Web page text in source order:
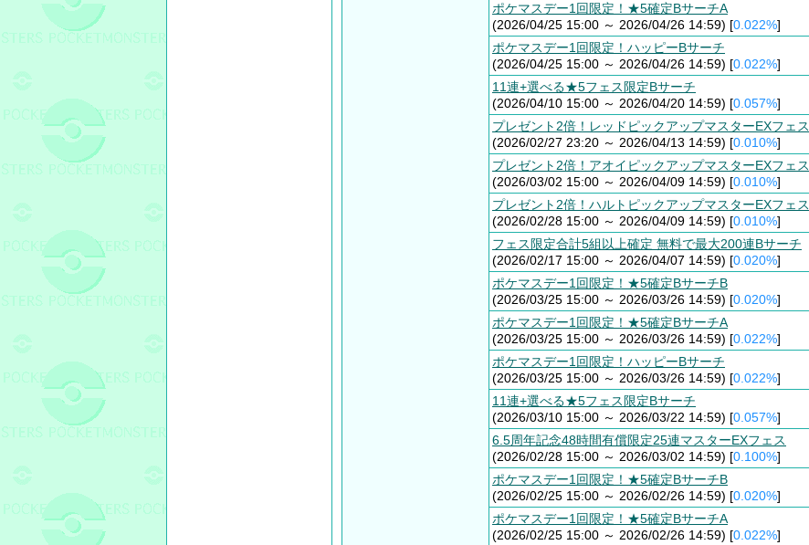
ポケマスデー1回限定！★5確定BサーチA
(2026/04/25 15:00 ～ 2026/04/26 14:59) [0.022%]
ポケマスデー1回限定！ハッピーBサーチ
(2026/04/25 15:00 ～ 2026/04/26 14:59) [0.022%]
11連+選べる★5フェス限定Bサーチ
(2026/04/10 15:00 ～ 2026/04/20 14:59) [0.057%]
プレゼント2倍！レッドピックアップマスターEXフェス
(2026/02/27 23:20 ～ 2026/04/13 14:59) [0.010%]
プレゼント2倍！アオイピックアップマスターEXフェス
(2026/03/02 15:00 ～ 2026/04/09 14:59) [0.010%]
プレゼント2倍！ハルトピックアップマスターEXフェス
(2026/02/28 15:00 ～ 2026/04/09 14:59) [0.010%]
フェス限定合計5組以上確定 無料で最大200連Bサーチ
(2026/02/17 15:00 ～ 2026/04/07 14:59) [0.020%]
ポケマスデー1回限定！★5確定BサーチB
(2026/03/25 15:00 ～ 2026/03/26 14:59) [0.020%]
ポケマスデー1回限定！★5確定BサーチA
(2026/03/25 15:00 ～ 2026/03/26 14:59) [0.022%]
ポケマスデー1回限定！ハッピーBサーチ
(2026/03/25 15:00 ～ 2026/03/26 14:59) [0.022%]
11連+選べる★5フェス限定Bサーチ
(2026/03/10 15:00 ～ 2026/03/22 14:59) [0.057%]
6.5周年記念48時間有償限定25連マスターEXフェス
(2026/02/28 15:00 ～ 2026/03/02 14:59) [0.100%]
ポケマスデー1回限定！★5確定BサーチB
(2026/02/25 15:00 ～ 2026/02/26 14:59) [0.020%]
ポケマスデー1回限定！★5確定BサーチA
(2026/02/25 15:00 ～ 2026/02/26 14:59) [0.022%]